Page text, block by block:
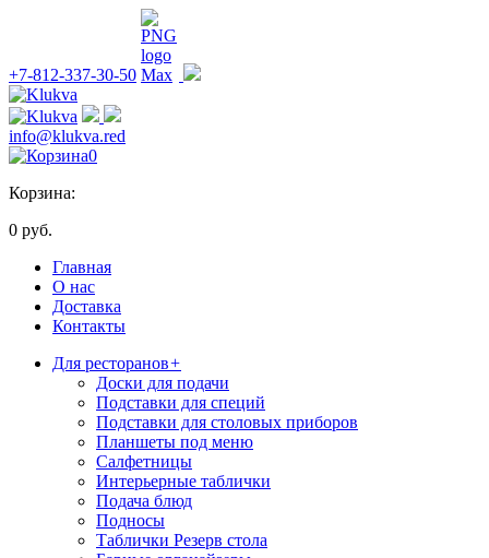
+7-812-337-30-50
info@klukva.red
0
Корзина:
0 руб.
Главная
О нас
Доставка
Контакты
Для ресторанов+
Доски для подачи
Подставки для специй
Подставки для столовых приборов
Планшеты под меню
Салфетницы
Интерьерные таблички
Подача блюд
Подносы
Таблички Резерв стола